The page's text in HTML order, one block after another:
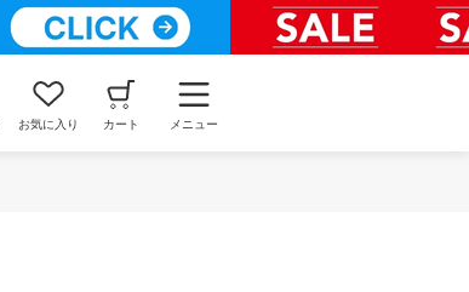
お気に入り カート メニュー